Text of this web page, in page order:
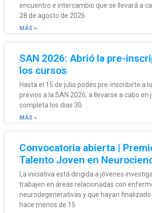
encuentro e intercambio que se llevará a
28 de agosto de 2026
MÁS »
SAN 2026: Abrió la pre-
los cursos
Hasta el 15 de julio podés pre-inscribirte a
previos a la SAN 2026, a llevarse a cabo en
completa los dias 30
MÁS »
Convocatoria abierta |
Talento Joven en
La iniciativa está dirigida a jóvenes
trabajen en áreas relacionadas con
neurodegenerativas y que hayan
hace menos de 15